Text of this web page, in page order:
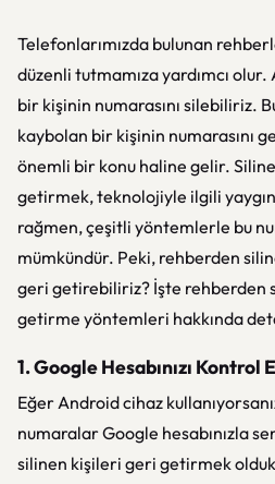
Telefonlarımızda bulunan
düzenli tutmamıza yardımcı olur.
bir kişinin numarasını silebiliriz.
kaybolan bir kişinin numarasını
önemli bir konu haline gelir.
getirmek, teknolojiyle ilgili
rağmen, çeşitli yöntemlerle bu
mümkündür. Peki, rehberden
geri getirebiliriz? İşte rehberden
getirme yöntemleri hakkında
1. Google Hesabınızı Kontrol
Eğer Android cihaz
numaralar Google hesabınızla
silinen kişileri geri getirmek